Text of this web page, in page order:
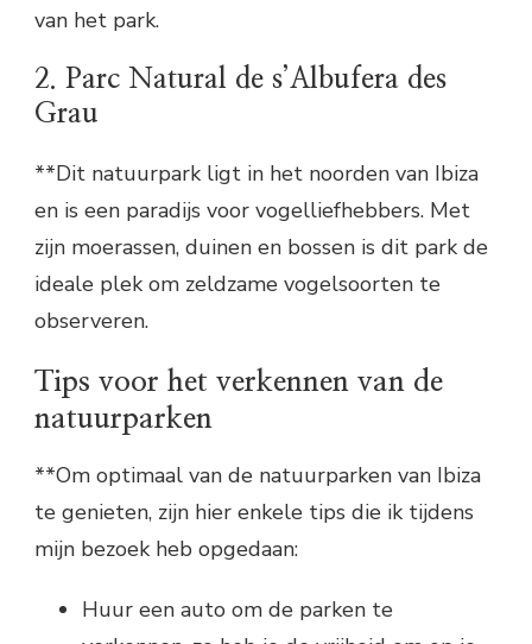
van het park.
2. Parc Natural de s’Albufera des
Grau
**Dit natuurpark ligt in het noorden van Ibiza
en is een paradijs voor vogelliefhebbers. Met
zijn moerassen, duinen en bossen is dit park de
ideale plek om zeldzame vogelsoorten te
observeren.
Tips voor het verkennen van de
natuurparken
**Om optimaal van de natuurparken van Ibiza
te genieten, zijn hier enkele tips die ik tijdens
mijn bezoek heb opgedaan:
Huur een auto om de parken te